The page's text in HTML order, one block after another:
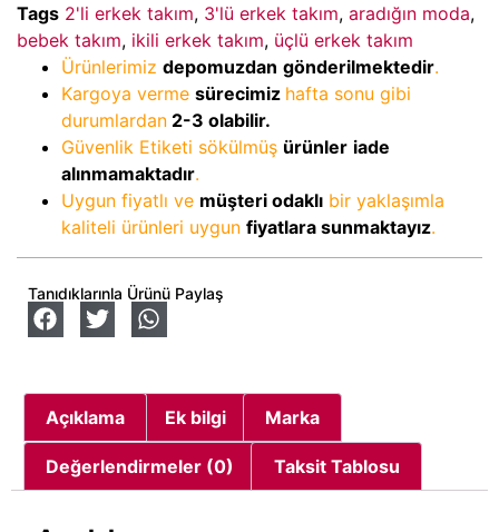
Tags 2'li erkek takım, 3'lü erkek takım, aradığın moda,
bebek takım, ikili erkek takım, üçlü erkek takım
Ürünlerimiz depomuzdan gönderilmektedir.
Kargoya verme sürecimiz hafta sonu gibi
durumlardan 2-3 olabilir.
Güvenlik Etiketi sökülmüş ürünler iade
alınmamaktadır.
Uygun fiyatlı ve müşteri odaklı bir yaklaşımla
kaliteli ürünleri uygun fiyatlara sunmaktayız.
Tanıdıklarınla Ürünü Paylaş
Açıklama Ek bilgi Marka
Değerlendirmeler (0) Taksit Tablosu